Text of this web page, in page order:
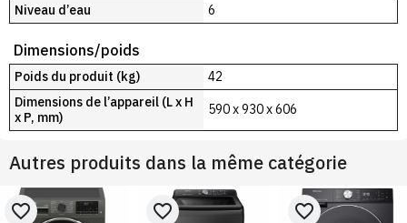
Niveau d’eau 6
Dimensions/poids
Poids du produit (kg)
42
Dimensions de l’appareil (L x H
x P, mm)
590 x 930 x 606
Autres produits dans la même catégorie
favorite_border favorite_border favorite_border